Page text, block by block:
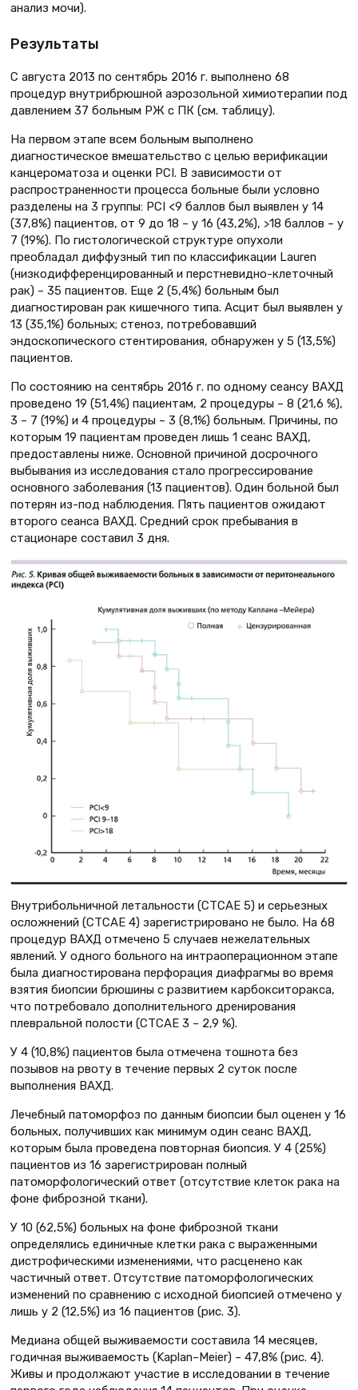
анализ мочи).
Результаты
С августа 2013 по сентябрь 2016 г. выполнено 68
процедур внутрибрюшной аэрозольной химиотерапии под
давлением 37 больным РЖ с ПК (см. таблицу).
На первом этапе всем больным выполнено
диагностическое вмешательство с целью верификации
канцероматоза и оценки PCI. В зависимости от
распространенности процесса больные были условно
разделены на 3 группы: PCI <9 баллов был выявлен у 14
(37,8%) пациентов, от 9 до 18 – у 16 (43,2%), >18 баллов – у
7 (19%). По гистологической структуре опухоли
преобладал диффузный тип по классификации Lauren
(низкодифференцированный и перстневидно-клеточный
рак) – 35 пациентов. Еще 2 (5,4%) больным был
диагностирован рак кишечного типа. Асцит был выявлен у
13 (35,1%) больных; стеноз, потребовавший
эндоскопического стентирования, обнаружен у 5 (13,5%)
пациентов.
По состоянию на сентябрь 2016 г. по одному сеансу ВАХД
проведено 19 (51,4%) пациентам, 2 процедуры – 8 (21,6 %),
3 – 7 (19%) и 4 процедуры – 3 (8,1%) больным. Причины, по
которым 19 пациентам проведен лишь 1 сеанс ВАХД,
предоставлены ниже. Основной причиной досрочного
выбывания из исследования стало прогрессирование
основного заболевания (13 пациентов). Один больной был
потерян из-под наблюдения. Пять пациентов ожидают
второго сеанса ВАХД. Средний срок пребывания в
стационаре составил 3 дня.
Внутрибольничной летальности (CTCAE 5) и серьезных
осложнений (CTCAE 4) зарегистрировано не было. На 68
процедур ВАХД отмечено 5 случаев нежелательных
явлений. У одного больного на интраоперационном этапе
была диагностирована перфорация диафрагмы во время
взятия биопсии брюшины с развитием карбокситоракса,
что потребовало дополнительного дренирования
плевральной полости (CTCAE 3 – 2,9 %).
У 4 (10,8%) пациентов была отмечена тошнота без
позывов на рвоту в течение первых 2 суток после
выполнения ВАХД.
Лечебный патоморфоз по данным биопсии был оценен у 16
больных, получивших как минимум один сеанс ВАХД,
которым была проведена повторная биопсия. У 4 (25%)
пациентов из 16 зарегистрирован полный
патоморфологический ответ (отсутствие клеток рака на
фоне фиброзной ткани).
У 10 (62,5%) больных на фоне фиброзной ткани
определялись единичные клетки рака с выраженными
дистрофическими изменениями, что расценено как
частичный ответ. Отсутствие патоморфологических
изменений по сравнению с исходной биопсией отмечено у
лишь у 2 (12,5%) из 16 пациентов (рис. 3).
Медиана общей выживаемости составила 14 месяцев,
годичная выживаемость (Kaplan–Meier) – 47,8% (рис. 4).
Живы и продолжают участие в исследовании в течение